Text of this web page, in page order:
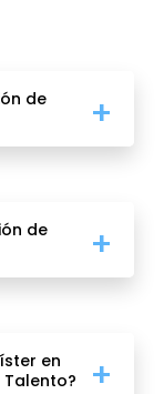
de
de
en
Talento?